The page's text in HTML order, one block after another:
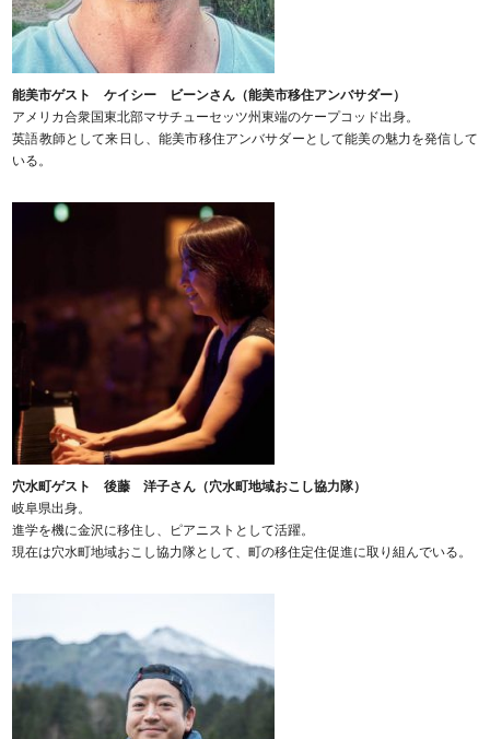
能美市ゲスト ケイシー ビーンさん（能美市移住アンバサダー）
アメリカ合衆国東北部マサチューセッツ州東端のケープコッド出身。
英語教師として来日し、能美市移住アンバサダーとして能美の魅力を発信して
いる。
穴水町ゲスト 後藤 洋子さん（穴水町地域おこし協力隊）
岐阜県出身。
進学を機に金沢に移住し、ピアニストとして活躍。
現在は穴水町地域おこし協力隊として、町の移住定住促進に取り組んでいる。